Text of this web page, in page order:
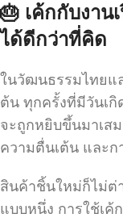
🎂 เค้กกับงาน
ได้ดีกว่าที่คิด
ในวัฒนธรรมไทยแ
ต้น ทุกครั้งที่มีวันเ
จะถูกหยิบขึ้นมาเส
ความตื่นเต้น และก
สินค้าชิ้นใหม่ก็ไม่ต่
แบบหนึ่ง การใช้เค้